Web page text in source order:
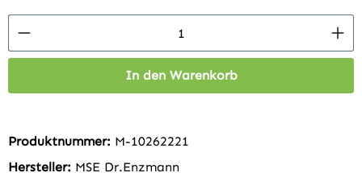
Produkt Anzahl: Gib den gewünschten
In den Warenkorb
Produktnummer: M-10262221
Hersteller: MSE Dr.Enzmann